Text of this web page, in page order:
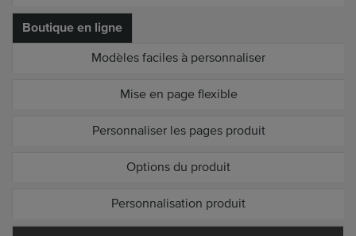
Boutique en ligne
Modèles faciles à personnaliser
Mise en page flexible
Personnaliser les pages produit
Options du produit
Personnalisation produit